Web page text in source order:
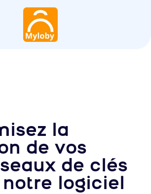
la
de vos
de clés
logiciel